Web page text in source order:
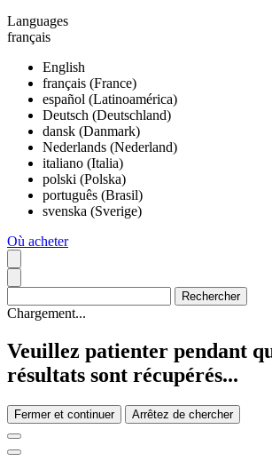
Languages
français
English
français (France)
español (Latinoamérica)
Deutsch (Deutschland)
dansk (Danmark)
Nederlands (Nederland)
italiano (Italia)
polski (Polska)
português (Brasil)
svenska (Sverige)
Où acheter
Chargement...
Veuillez patienter pendant
résultats sont récupérés...
Fermer et continuer Arrêtez de chercher